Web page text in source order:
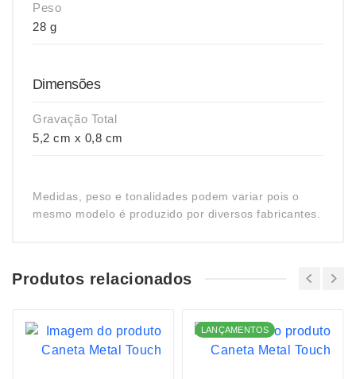
Peso
28 g
Dimensões
Gravação Total
5,2 cm x 0,8 cm
Medidas, peso e tonalidades podem variar pois o
mesmo modelo é produzido por diversos fabricantes.
Produtos relacionados
LANÇAMENTOS